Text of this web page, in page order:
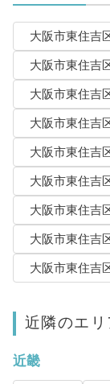
大阪市東住吉
大阪市東住吉
大阪市東住吉
大阪市東住吉
大阪市東住吉
大阪市東住吉
大阪市東住吉
大阪市東住吉
大阪市東住吉
近隣のエ
近畿